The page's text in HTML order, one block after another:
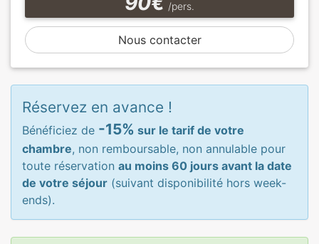
/pers.
Nous contacter
Réservez en avance !
Bénéficiez de -15% sur le tarif de votre
chambre, non remboursable, non annulable pour
toute réservation au moins 60 jours avant la date
de votre séjour (suivant disponibilité hors week-
ends).